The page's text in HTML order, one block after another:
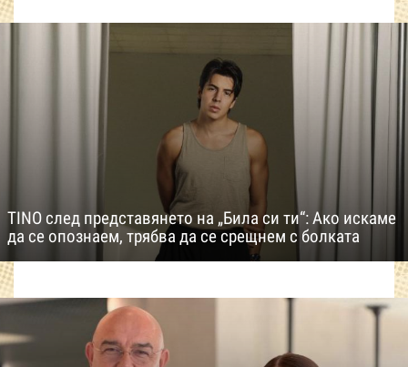
TINO след представянето на „Била си ти“: Ако искаме
да се опознаем, трябва да се срещнем с болката